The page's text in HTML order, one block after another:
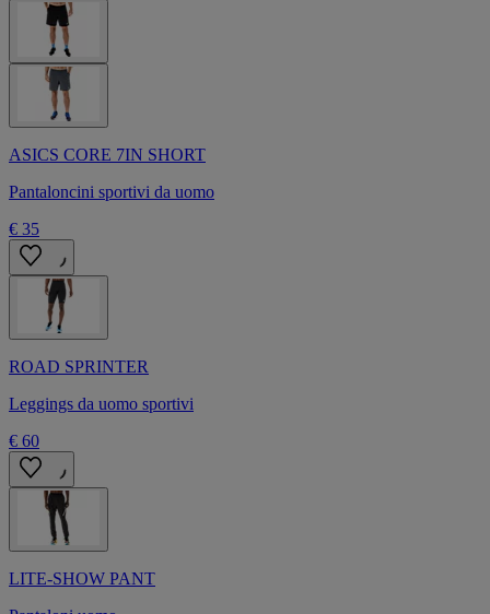
ASICS CORE 7IN SHORT
Pantaloncini sportivi da uomo
€ 35
ROAD SPRINTER
Leggings da uomo sportivi
€ 60
LITE-SHOW PANT